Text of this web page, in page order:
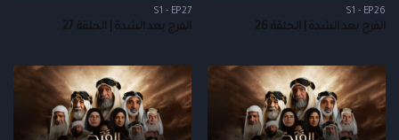
S1 - EP26
الفرج بعد الشدة | الحلقة 26
S1 - EP27
الفرج بعد الشدة | الحلقة 27